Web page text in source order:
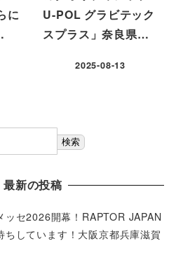
に
U-POL グラビテック
スプラス」奈良県…
2025-08-13
検索
最新の投稿
ッセ2026開幕！RAPTOR JAPAN
ちしています！大阪京都兵庫滋賀